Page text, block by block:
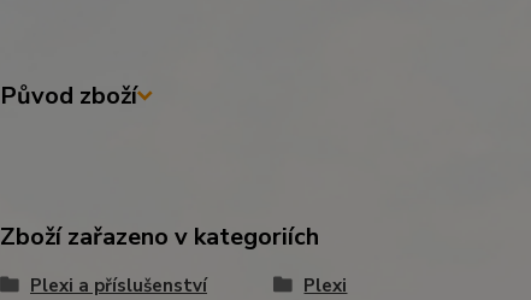
Původ zboží
Zboží zařazeno v kategoriích
Plexi a příslušenství Plexi